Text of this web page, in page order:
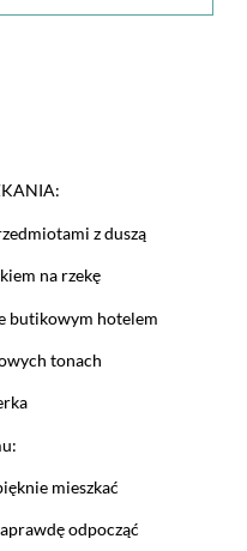
z duszą
na rzekę
butikowym hotelem
tonach
mieszkać
odpocząć